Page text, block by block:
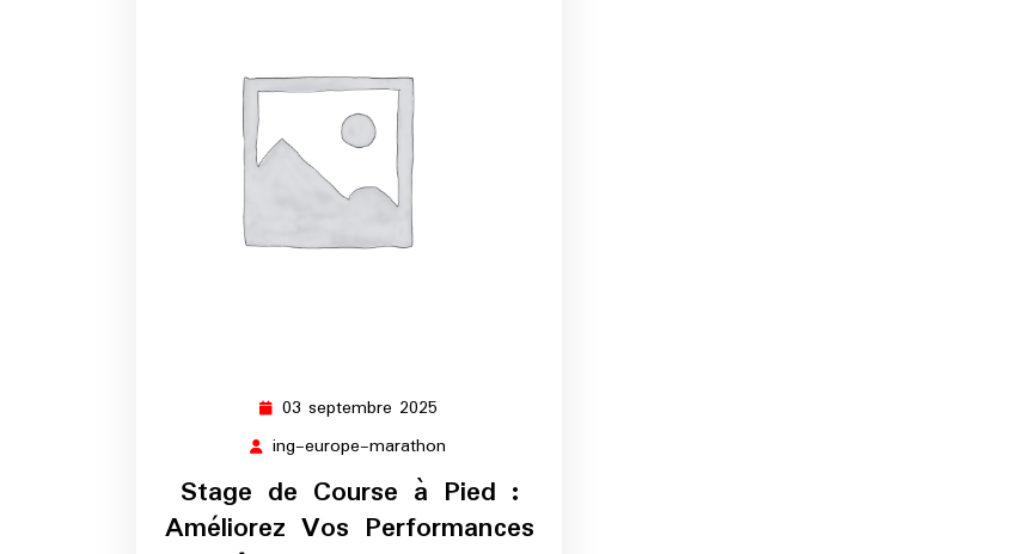
03 septembre 2025
septembre
ing-europe-marathon
europe-
marathon
Stage de Course à Pied :
Améliorez Vos Performances